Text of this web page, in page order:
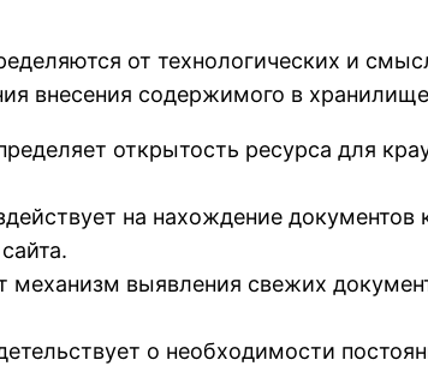
от технологических и
внесения содержимого в
открытость ресурса для
на нахождение документов
механизм выявления свежих
о необходимости